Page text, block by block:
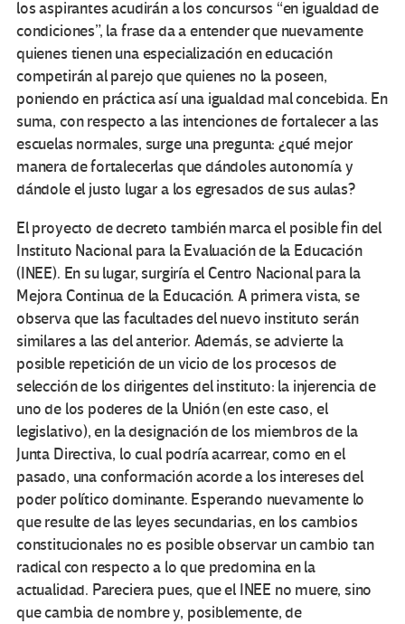
los aspirantes acudirán a los concursos “en igualdad de
condiciones”, la frase da a entender que nuevamente
quienes tienen una especialización en educación
competirán al parejo que quienes no la poseen,
poniendo en práctica así una igualdad mal concebida. En
suma, con respecto a las intenciones de fortalecer a las
escuelas normales, surge una pregunta: ¿qué mejor
manera de fortalecerlas que dándoles autonomía y
dándole el justo lugar a los egresados de sus aulas?
El proyecto de decreto también marca el posible fin del
Instituto Nacional para la Evaluación de la Educación
(INEE). En su lugar, surgiría el Centro Nacional para la
Mejora Continua de la Educación. A primera vista, se
observa que las facultades del nuevo instituto serán
similares a las del anterior. Además, se advierte la
posible repetición de un vicio de los procesos de
selección de los dirigentes del instituto: la injerencia de
uno de los poderes de la Unión (en este caso, el
legislativo), en la designación de los miembros de la
Junta Directiva, lo cual podría acarrear, como en el
pasado, una conformación acorde a los intereses del
poder político dominante. Esperando nuevamente lo
que resulte de las leyes secundarias, en los cambios
constitucionales no es posible observar un cambio tan
radical con respecto a lo que predomina en la
actualidad. Pareciera pues, que el INEE no muere, sino
que cambia de nombre y, posiblemente, de